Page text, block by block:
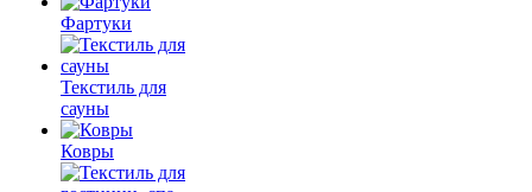
Фартуки
Текстиль для
сауны
Ковры